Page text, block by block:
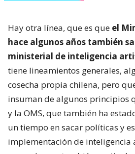
Hay otra línea, que es que el
hace algunos años también
ministerial de inteligencia
tiene lineamientos generales,
cosecha propia chilena, pero
insuman de algunos principios
y la OMS, que también ha
un tiempo en sacar políticas y
implementación de inteligencia